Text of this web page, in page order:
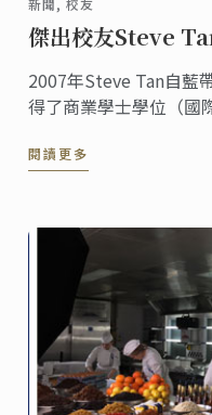
新聞, 校友
傑出校友Steve
2007年Steve Tan自藍
得了商業學士學位（國
成為前臺的管理經裡。
閱讀更多